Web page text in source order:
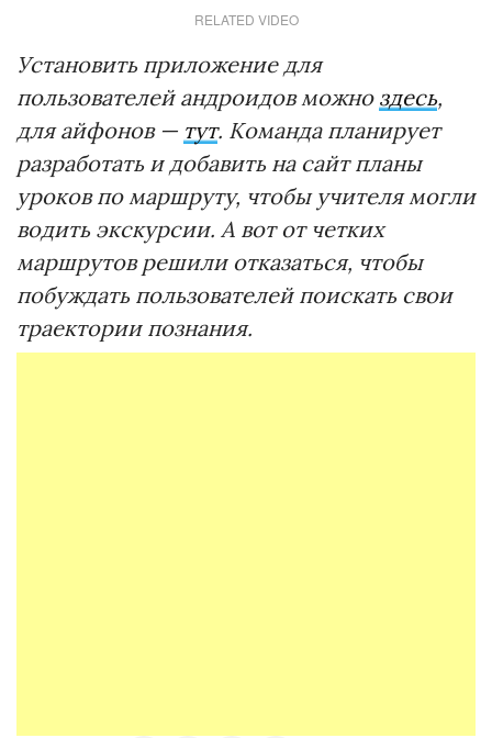
RELATED VIDEO
Установить приложение для
пользователей андроидов можно здесь,
для айфонов — тут. Команда планирует
разработать и добавить на сайт планы
уроков по маршруту, чтобы учителя могли
водить экскурсии. А вот от четких
маршрутов решили отказаться, чтобы
побуждать пользователей поискать свои
траектории познания.